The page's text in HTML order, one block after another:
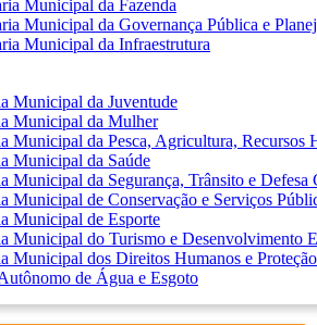
Municipal da Fazenda
Municipal da Governança Pública e
Municipal da Infraestrutura
Municipal da Juventude
Municipal da Mulher
Municipal da Pesca, Agricultura, Recursos
Municipal da Saúde
Municipal da Segurança, Trânsito e Defesa
Municipal de Conservação e Serviços
Municipal de Esporte
Municipal do Turismo e Desenvolvimento
Municipal dos Direitos Humanos e
de Água e Esgoto